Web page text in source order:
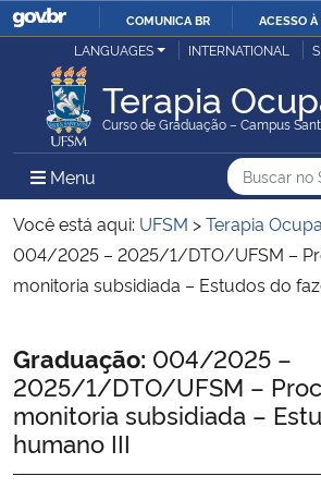
IR
O
COMUNICA BR ACESSO
Ministério da Justiça e Segurança Pública
Ministério da Defesa
Ministério das Relações Exteriores
Ministério da Economia
Ministério da Agricultura, Pecuária e
Ministério da Educação
LANGUAGES INTERNATIONAL
Terapia
Curso de Graduação – Campus
Menu Menu Principal do Sítio
Busca
Busca:
Você está aqui: UFSM >Terapia
004/2025 – 2025/1/DTO/UFSM –
monitoria subsidiada – Estudos do
Início do conteúdo
Graduação: 004/2025 –
2025/1/DTO/UFSM –
monitoria subsidiada –
humano III